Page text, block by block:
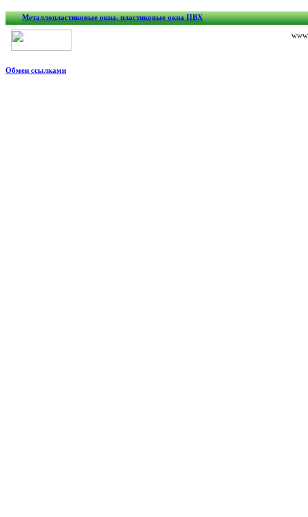
Металлопластиковые окна, пластиковые окна ПВХ
Обмен ссылками